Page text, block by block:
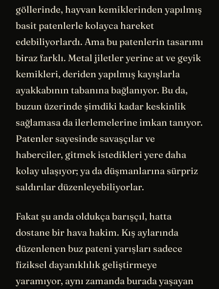
göllerinde, hayvan kemiklerinden yapılmış
basit patenlerle kolayca hareket
edebiliyorlardı. Ama bu patenlerin tasarımı
biraz farklı. Metal jiletler yerine at ve geyik
kemikleri, deriden yapılmış kayışlarla
ayakkabının tabanına bağlanıyor. Bu da,
buzun üzerinde şimdiki kadar keskinlik
sağlamasa da ilerlemelerine imkan tanıyor.
Patenler sayesinde savaşçılar ve
haberciler, gitmek istedikleri yere daha
kolay ulaşıyor; ya da düşmanlarına sürpriz
saldırılar düzenleyebiliyorlar.
Fakat şu anda oldukça barışçıl, hatta
dostane bir hava hakim. Kış aylarında
düzenlenen buz pateni yarışları sadece
fiziksel dayanıklılık geliştirmeye
yaramıyor, aynı zamanda burada yaşayan